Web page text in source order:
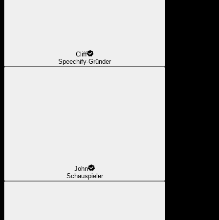
Cliff
Speechify-Gründer
John
Schauspieler